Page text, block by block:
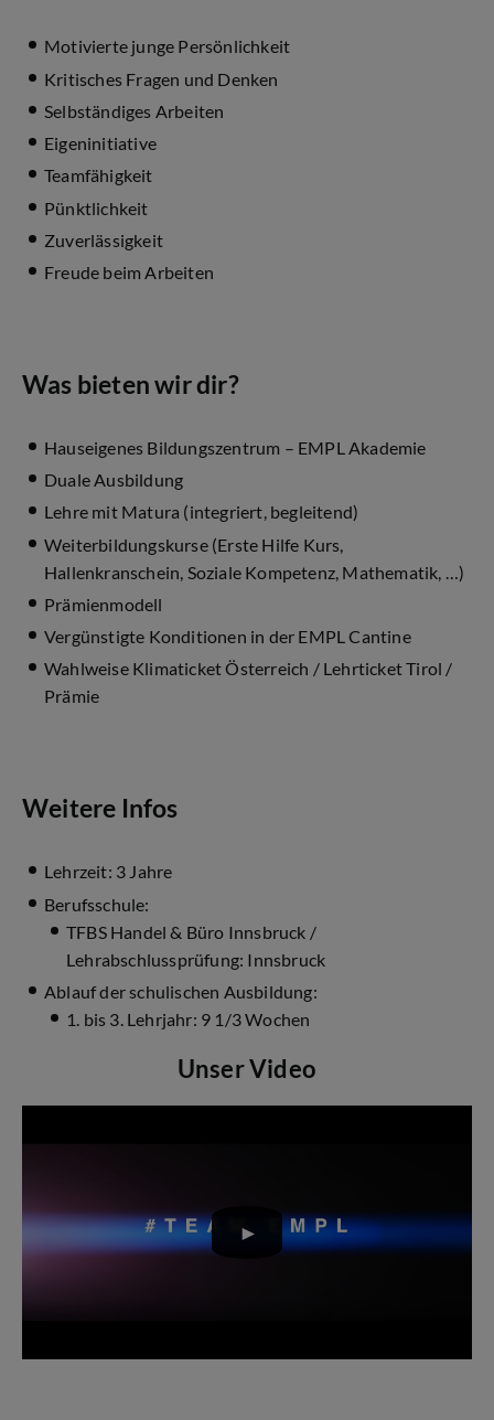
Motivierte junge Persönlichkeit
Kritisches Fragen und Denken
Selbständiges Arbeiten
Eigeninitiative
Teamfähigkeit
Pünktlichkeit
Zuverlässigkeit
Freude beim Arbeiten
Was bieten wir dir?
Hauseigenes Bildungszentrum – EMPL Akademie
Duale Ausbildung
Lehre mit Matura (integriert, begleitend)
Weiterbildungskurse (Erste Hilfe Kurs,
Hallenkranschein, Soziale Kompetenz, Mathematik, …)
Prämienmodell
Vergünstigte Konditionen in der EMPL Cantine
Wahlweise Klimaticket Österreich / Lehrticket Tirol /
Prämie
Weitere Infos
Lehrzeit: 3 Jahre
Berufsschule:
TFBS Handel & Büro Innsbruck /
Lehrabschlussprüfung: Innsbruck
Ablauf der schulischen Ausbildung:
1. bis 3. Lehrjahr: 9 1/3 Wochen
Unser Video